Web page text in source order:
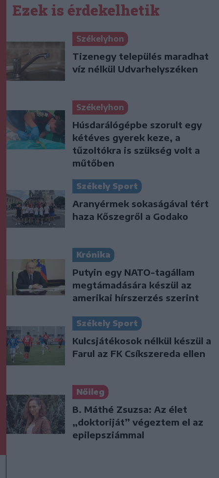
Ezek is érdekelhetik
Székelyhon
Tizenegy település maradhat
víz nélkül Udvarhelyszéken
Székelyhon
Húsdarálógépbe szorult egy
kétéves gyerek keze, a
tűzoltókra is szükség volt a
műtőben
Székely Sport
Aranyérmek sokaságával tért
haza Kőszegről a Godako
Krónika
Putyin egy NATO-tagállam
megtámadására készül az
amerikai hírszerzés szerint
Székely Sport
Kulcsjátékosok nélkül készül a
Farul az FK Csíkszereda ellen
Nőileg
B. Máthé Zsuzsa: Az élet
„doktoriját” végeztem el az
epilepsziámmal